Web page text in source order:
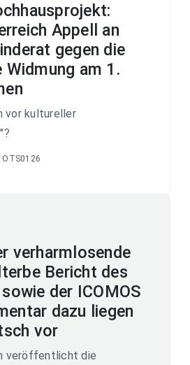
Appell an
gegen die
am 1.
vor kultureller
OTS0126
verharmlosende
Bericht des
der ICOMOS
dazu liegen
vor
veröffentlicht die